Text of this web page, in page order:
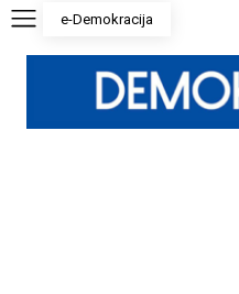
e-Demokracija